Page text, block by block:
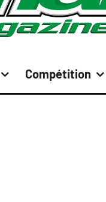
Compétition